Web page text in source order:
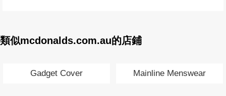
類似mcdonalds.com.au的店鋪
Gadget Cover Mainline Menswear